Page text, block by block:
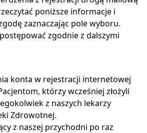
poniższe informacje i
zaznaczając pole wyboru.
zgodnie z dalszymi
konta w rejestracji internetowej
którzy wcześniej złożyli
z naszych lekarzy
Zdrowotnej.
z naszej przychodni po raz